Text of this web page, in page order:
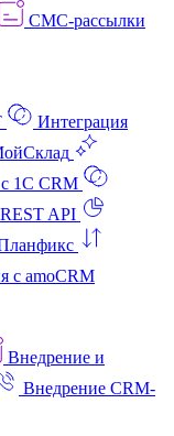
СМС-рассылки
Интеграция
1C CRM
API
с amoCRM
Внедрение и
Внедрение CRM-